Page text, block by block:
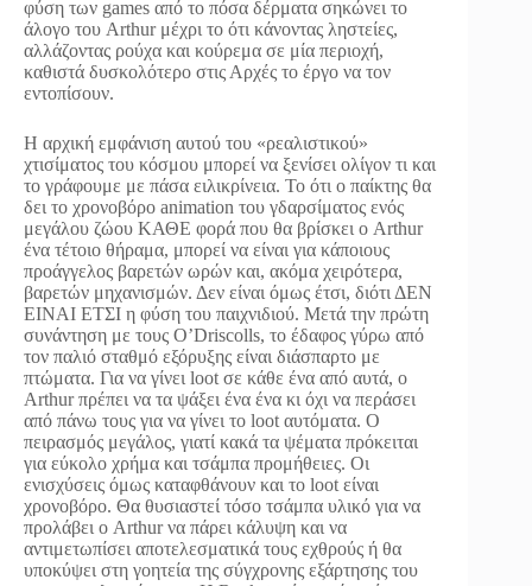
φύση των games από το πόσα δέρματα σηκώνει το
άλογο του Arthur μέχρι το ότι κάνοντας ληστείες,
αλλάζοντας ρούχα και κούρεμα σε μία περιοχή,
καθιστά δυσκολότερο στις Αρχές το έργο να τον
εντοπίσουν.
Η αρχική εμφάνιση αυτού του «ρεαλιστικού»
χτισίματος του κόσμου μπορεί να ξενίσει ολίγον τι και
το γράφουμε με πάσα ειλικρίνεια. Το ότι ο παίκτης θα
δει το χρονοβόρο animation του γδαρσίματος ενός
μεγάλου ζώου ΚΑΘΕ φορά που θα βρίσκει ο Arthur
ένα τέτοιο θήραμα, μπορεί να είναι για κάποιους
προάγγελος βαρετών ωρών και, ακόμα χειρότερα,
βαρετών μηχανισμών. Δεν είναι όμως έτσι, διότι ΔΕΝ
ΕΙΝΑΙ ΕΤΣΙ η φύση του παιχνιδιού. Μετά την πρώτη
συνάντηση με τους O’Driscolls, το έδαφος γύρω από
τον παλιό σταθμό εξόρυξης είναι διάσπαρτο με
πτώματα. Για να γίνει loot σε κάθε ένα από αυτά, ο
Arthur πρέπει να τα ψάξει ένα ένα κι όχι να περάσει
από πάνω τους για να γίνει το loot αυτόματα. Ο
πειρασμός μεγάλος, γιατί κακά τα ψέματα πρόκειται
για εύκολο χρήμα και τσάμπα προμήθειες. Οι
ενισχύσεις όμως καταφθάνουν και το loot είναι
χρονοβόρο. Θα θυσιαστεί τόσο τσάμπα υλικό για να
προλάβει ο Arthur να πάρει κάλυψη και να
αντιμετωπίσει αποτελεσματικά τους εχθρούς ή θα
υποκύψει στη γοητεία της σύγχρονης εξάρτησης του